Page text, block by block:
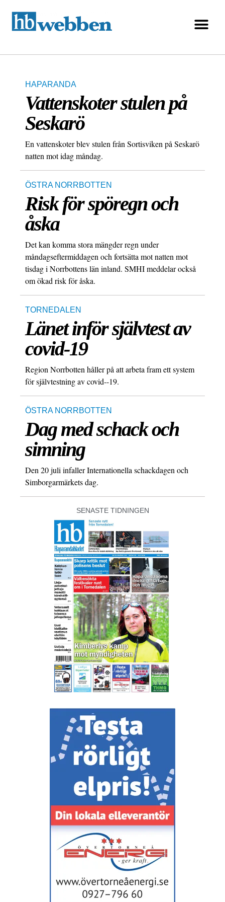
HAPARANDA
Vattenskoter stulen på
Seskarö
En vattenskoter blev stulen från Sortisviken på Seskarö
natten mot idag måndag.
ÖSTRA NORRBOTTEN
Risk för spöregn och
åska
Det kan komma stora mängder regn under
måndagseftermiddagen och fortsätta mot natten mot
tisdag i Norrbottens län inland. SMHI meddelar också
om ökad risk för åska.
TORNEDALEN
Länet inför självtest av
covid-19
Region Norrbotten håller på att arbeta fram ett system
för självtestning av covid--19.
ÖSTRA NORRBOTTEN
Dag med schack och
simning
Den 20 juli infaller Internationella schackdagen och
Simborgarmärkets dag.
SENASTE TIDNINGEN